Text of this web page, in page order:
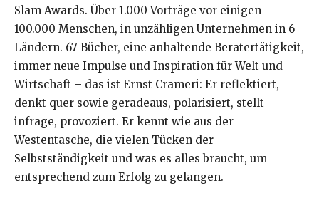
Slam Awards. Über 1.000 Vorträge vor einigen
100.000 Menschen, in unzähligen Unternehmen in 6
Ländern. 67 Bücher, eine anhaltende Beratertätigkeit,
immer neue Impulse und Inspiration für Welt und
Wirtschaft – das ist Ernst Crameri: Er reflektiert,
denkt quer sowie geradeaus, polarisiert, stellt
infrage, provoziert. Er kennt wie aus der
Westentasche, die vielen Tücken der
Selbstständigkeit und was es alles braucht, um
entsprechend zum Erfolg zu gelangen.